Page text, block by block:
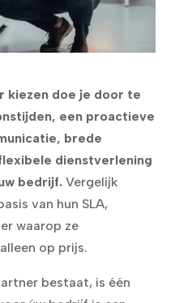
kiezen doe je door te
een proactieve
brede
dienstverlening
bedrijf. Vergelijk
van hun SLA,
waarop ze
op prijs.
bestaat, is één